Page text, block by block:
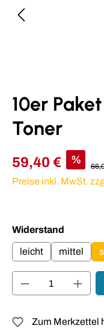
10er
Toner
59,40 € %
Preise inkl. MwSt.
Widerstand
leicht mittel
Produkt
Zum Merkzettel